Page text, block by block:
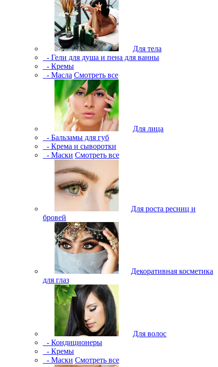
Для тела
- Гели для душа и пена для ванны
- Кремы
- Масла Смотреть все
Для лица
- Бальзамы для губ
- Крема и сыворотки
- Маски Смотреть все
Для роста ресниц и
бровей
Декоративная косметика
для глаз
Для волос
- Кондиционеры
- Кремы
- Маски Смотреть все